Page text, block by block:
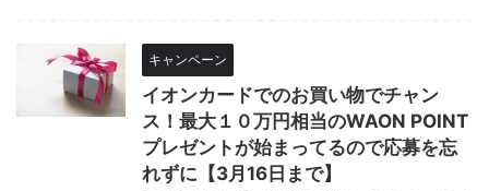
キャンペーン
イオンカードでのお買い物でチャン
ス！最大１０万円相当のWAON POINT
プレゼントが始まってるので応募を忘
れずに【3月16日まで】